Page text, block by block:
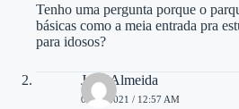
Tenho uma pergunta porque o
básicas como a meia entrada pra
para idosos?
Joao Almeida
09/01/2021 / 12:57 AM